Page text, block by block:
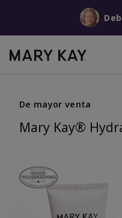
De mayor venta
Mary Kay®